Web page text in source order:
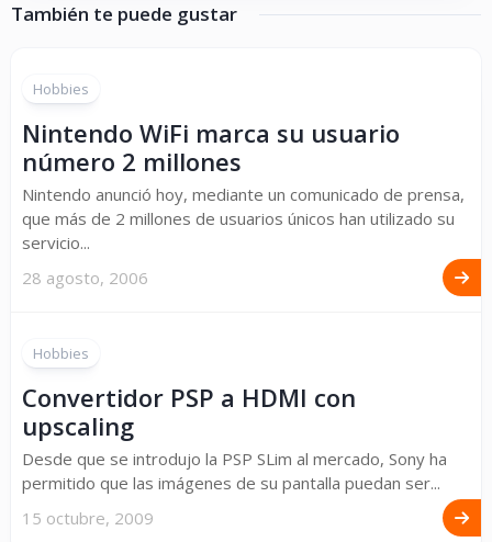
También te puede gustar
Hobbies
Nintendo WiFi marca su usuario
número 2 millones
Nintendo anunció hoy, mediante un comunicado de prensa,
que más de 2 millones de usuarios únicos han utilizado su
servicio...
28 agosto, 2006
Hobbies
Convertidor PSP a HDMI con
upscaling
Desde que se introdujo la PSP SLim al mercado, Sony ha
permitido que las imágenes de su pantalla puedan ser...
15 octubre, 2009